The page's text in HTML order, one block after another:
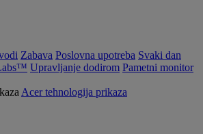
Zabava Poslovna upotreba Svaki dan
Upravljanje dodirom Pametni monitor
Acer tehnologija prikaza